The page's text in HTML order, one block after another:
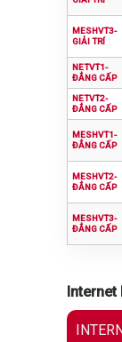
MESHVT3-
GIẢI TRÍ
NETVT1-
ĐẲNG CẤP
NETVT2-
ĐẲNG CẤP
MESHVT1-
ĐẲNG CẤP
MESHVT2-
ĐẲNG CẤP
MESHVT3-
ĐẲNG CẤP
Internet